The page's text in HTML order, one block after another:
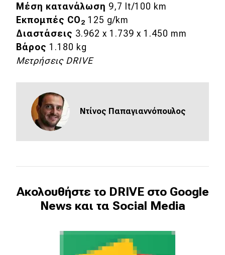
Μέση κατανάλωση 9,7 lt/100 km
Εκπομπές CO2 125 g/km
Διαστάσεις 3.962 x 1.739 x 1.450 mm
Βάρος 1.180 kg
Μετρήσεις DRIVE
Ντίνος Παπαγιαννόπουλος
Ακολουθήστε το DRIVE στο Google
News και τα Social Media